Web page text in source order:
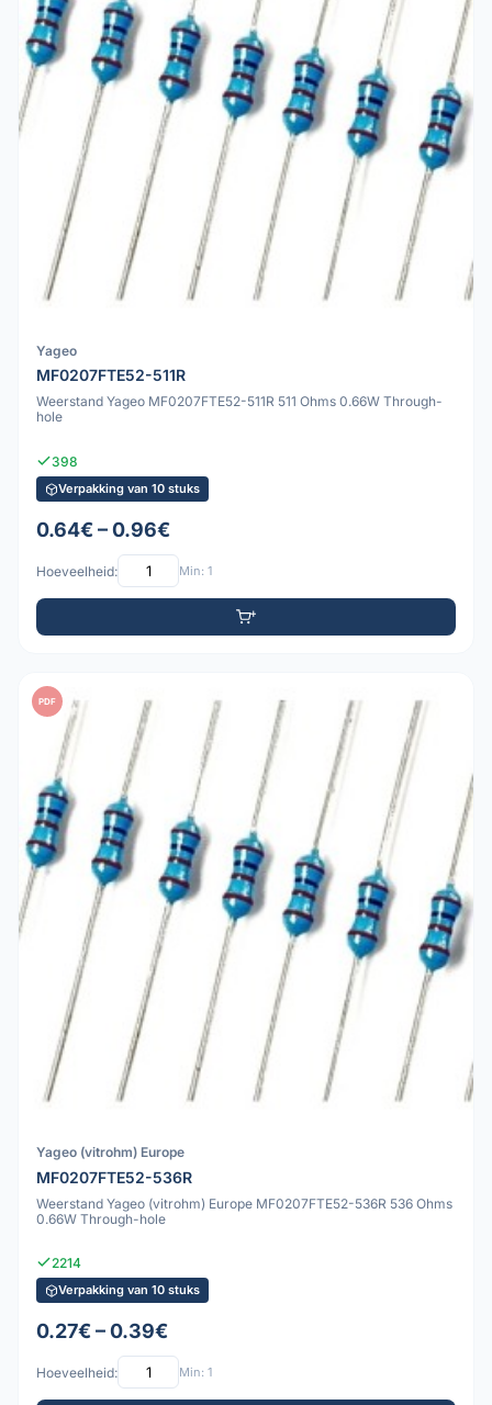
Yageo
MF0207FTE52-511R
Weerstand Yageo MF0207FTE52-511R 511 Ohms 0.66W Through-
hole
398
Verpakking van 10 stuks
0.64€ – 0.96€
Hoeveelheid: Min: 1
PDF
Yageo (vitrohm) Europe
MF0207FTE52-536R
Weerstand Yageo (vitrohm) Europe MF0207FTE52-536R 536 Ohms
0.66W Through-hole
2214
Verpakking van 10 stuks
0.27€ – 0.39€
Hoeveelheid: Min: 1